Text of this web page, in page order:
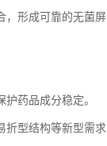
形成可靠的无菌
药品成分稳定。
型结构等新型需